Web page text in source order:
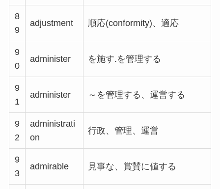
8
9
adjustment 順応(conformity)、適応
9
0
administer を施す.を管理する
9
1
administer ～を管理する、運営する
9
2
administrati
on
行政、管理、運営
9
3
admirable 見事な、賞賛に値する